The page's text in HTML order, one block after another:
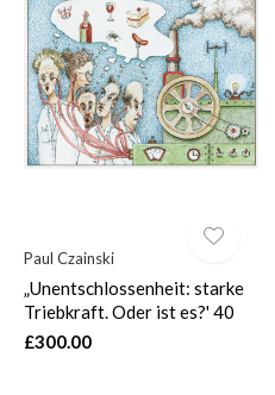
Paul Czainski
„Unentschlossenheit: starke
Triebkraft. Oder ist es?' 40
£300.00